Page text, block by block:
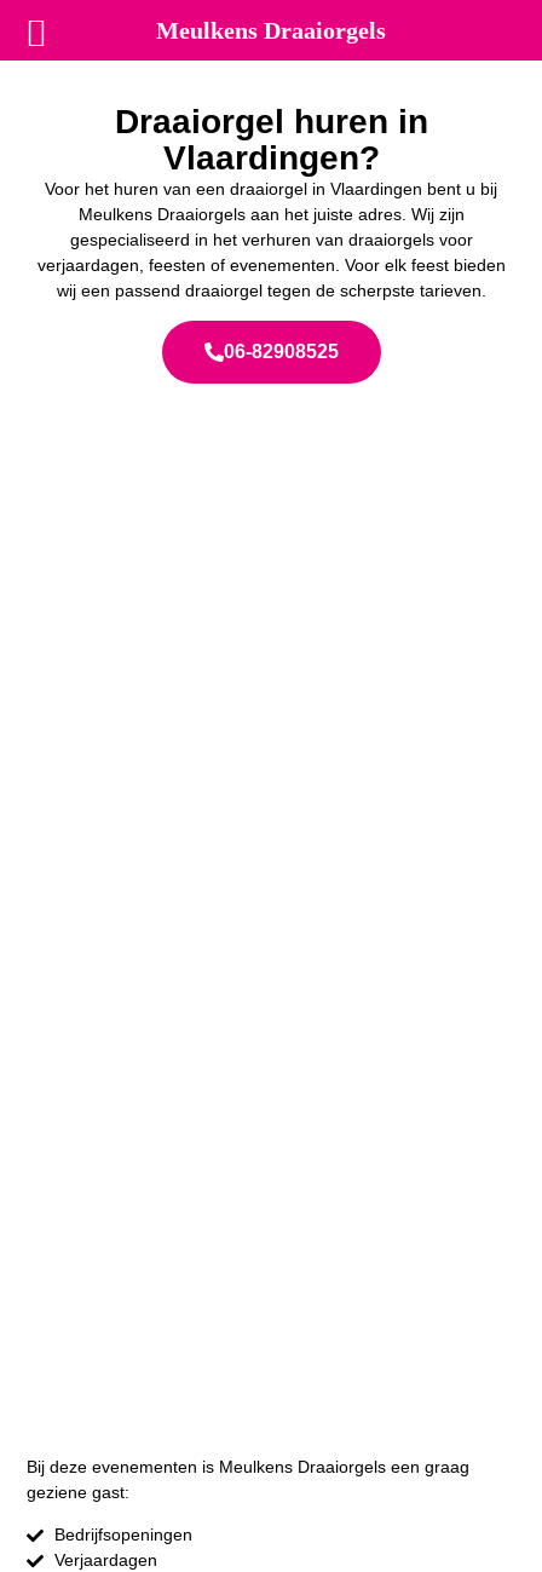
Draaiorgel huren in
Vlaardingen?
Voor het huren van een draaiorgel in Vlaardingen bent u bij
Meulkens Draaiorgels aan het juiste adres. Wij zijn
gespecialiseerd in het verhuren van draaiorgels voor
verjaardagen, feesten of evenementen. Voor elk feest bieden
wij een passend draaiorgel tegen de scherpste tarieven.
06-82908525
Bij deze evenementen is Meulkens Draaiorgels een graag
geziene gast:
Bedrijfsopeningen
Verjaardagen
Meulkens Draaiorgels